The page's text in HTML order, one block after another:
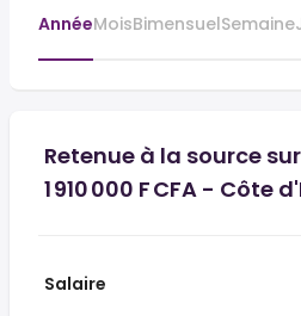
AnnéeMoisBimensuelSemaine
Retenue à la source
1 910 000 F CFA - Côte
Salaire